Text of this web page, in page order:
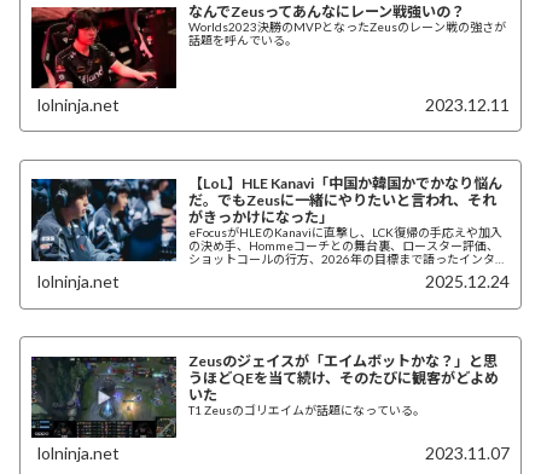
なんでZeusってあんなにレーン戦強いの？
Worlds2023決勝のMVPとなったZeusのレーン戦の強さが
話題を呼んでいる。
lolninja.net 2023.12.11
【LoL】HLE Kanavi「中国か韓国かでかなり悩ん
だ。でもZeusに一緒にやりたいと言われ、それ
がきっかけになった」
eFocusがHLEのKanaviに直撃し、LCK復帰の手応えや加入
の決め手、Hommeコーチとの舞台裏、ロースター評価、
ショットコールの行方、2026年の目標まで語ったインタビ
lolninja.net 2025.12.24
Zeusのジェイスが「エイムボットかな？」と思
うほどQEを当て続け、そのたびに観客がどよめ
いた
T1 Zeusのゴリエイムが話題になっている。
lolninja.net 2023.11.07